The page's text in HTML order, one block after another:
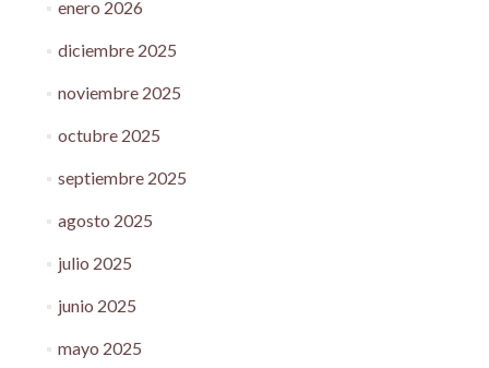
enero 2026
diciembre 2025
noviembre 2025
octubre 2025
septiembre 2025
agosto 2025
julio 2025
junio 2025
mayo 2025